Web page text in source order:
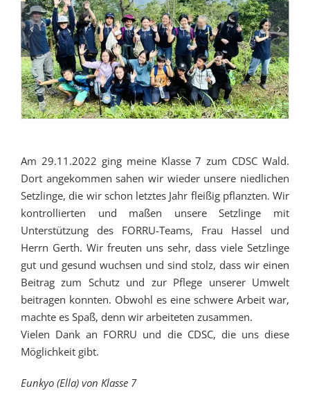
Am 29.11.2022 ging meine Klasse 7 zum CDSC Wald.
Dort angekommen sahen wir wieder unsere niedlichen
Setzlinge, die wir schon letztes Jahr fleißig pflanzten. Wir
kontrollierten und maßen unsere Setzlinge mit
Unterstützung des FORRU-Teams, Frau Hassel und
Herrn Gerth. Wir freuten uns sehr, dass viele Setzlinge
gut und gesund wuchsen und sind stolz, dass wir einen
Beitrag zum Schutz und zur Pflege unserer Umwelt
beitragen konnten. Obwohl es eine schwere Arbeit war,
machte es Spaß, denn wir arbeiteten zusammen.
Vielen Dank an FORRU und die CDSC, die uns diese
Möglichkeit gibt.
Eunkyo (Ella) von Klasse 7